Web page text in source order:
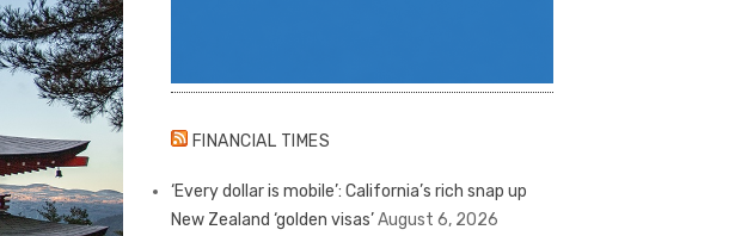
FINANCIAL TIMES
‘Every dollar is mobile’: California’s rich snap up
New Zealand ‘golden visas’August 6, 2026